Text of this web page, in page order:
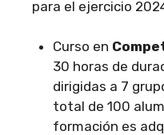
para el ejercicio
Curso en
30 horas de
dirigidas a 7
total de 100
formación es